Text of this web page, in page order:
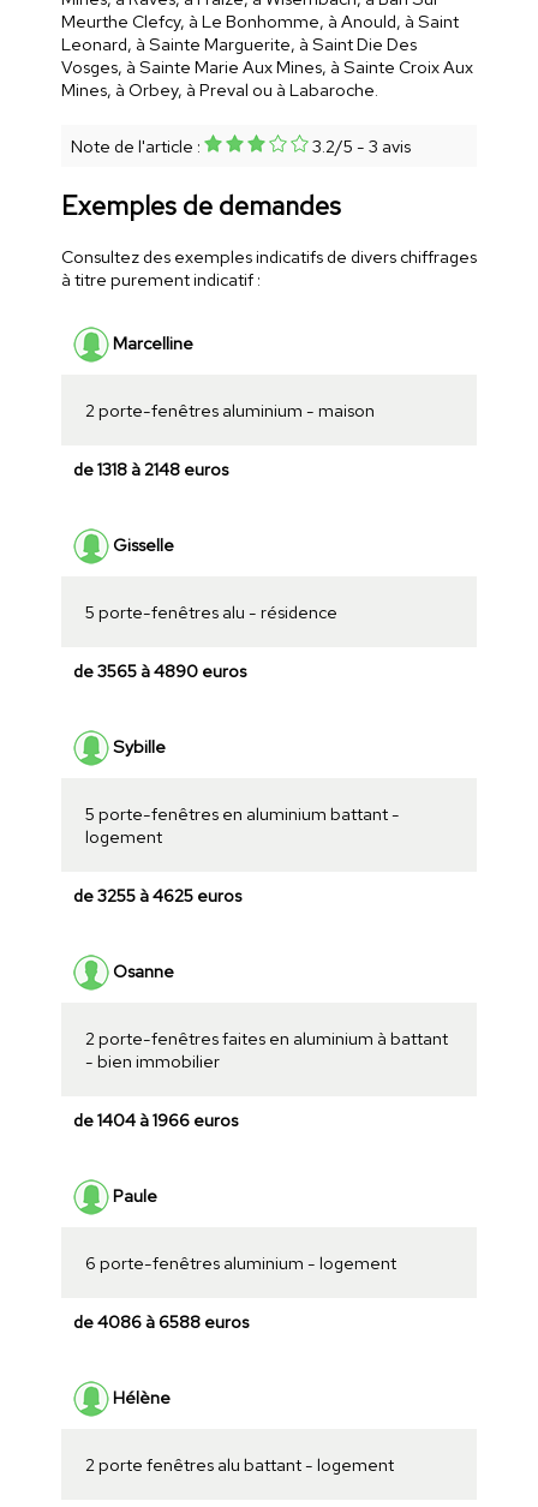
Meurthe Clefcy, à Le Bonhomme, à Anould, à Saint
Leonard, à Sainte Marguerite, à Saint Die Des
Vosges, à Sainte Marie Aux Mines, à Sainte Croix Aux
Mines, à Orbey, à Preval ou à Labaroche.
Note de l'article : 3.2/5 - 3 avis
Exemples de demandes
Consultez des exemples indicatifs de divers chiffrages
à titre purement indicatif :
Marcelline
2 porte-fenêtres aluminium - maison
de 1318 à 2148 euros
Gisselle
5 porte-fenêtres alu - résidence
de 3565 à 4890 euros
Sybille
5 porte-fenêtres en aluminium battant -
logement
de 3255 à 4625 euros
Osanne
2 porte-fenêtres faites en aluminium à battant
- bien immobilier
de 1404 à 1966 euros
Paule
6 porte-fenêtres aluminium - logement
de 4086 à 6588 euros
Hélène
2 porte fenêtres alu battant - logement